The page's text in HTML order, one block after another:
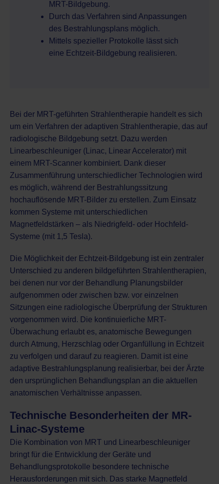
MRT-Bildgebung.
Durch das Verfahren sind Anpassungen
des Bestrahlungsplans möglich.
Mittels spezieller Protokolle lässt sich
eine Echtzeit-Bildgebung realisieren.
Bei der MRT-geführten Strahlentherapie handelt es sich
um ein Verfahren der adaptiven Strahlentherapie, das auf
radiologische Bildgebung setzt. Dazu werden
Linearbeschleuniger (Linac, Linear Accelerator) mit
einem MRT-Scanner kombiniert. Dank dieser
Zusammenführung unterschiedlicher Technologien wird
es möglich, während der Bestrahlungssitzung
hochauflösende MRT-Bilder zu erstellen. Zum Einsatz
kommen Systeme mit unterschiedlichen
Magnetfeldstärken – als Niedrigfeld- oder Hochfeld-
Systeme (mit 1,5 Tesla).
Die Möglichkeit der Echtzeit-Bildgebung ist ein zentraler
Unterschied zu anderen bildgeführten Strahlentherapien,
bei denen nur vor der Behandlung Planungsbilder
aufgenommen oder zwischen bzw. vor einzelnen
Sitzungen eine radiologische Überprüfung der Strukturen
vorgenommen wird. Die kontinuierliche MRT-
Überwachung erlaubt es, anatomische Bewegungen
durch Atmung, Herzschlag oder Organfüllung in Echtzeit
zu verfolgen und darauf zu reagieren. Damit ist eine
adaptive Bestrahlungsplanung realisierbar, bei der Ärzte
den ursprünglichen Behandlungsplan an die aktuellen
anatomischen Verhältnisse anpassen.
Technische Besonderheiten der MR-
Linac-Systeme
Die Kombination von MRT und Linearbeschleuniger
bringt für die Entwicklung der Geräte und
Behandlungsprotokolle besondere technische
Herausforderungen mit sich. Das starke Magnetfeld